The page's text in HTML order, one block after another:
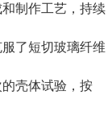
制作工艺， 持续
服了短切玻璃纤维
壳体试验，按